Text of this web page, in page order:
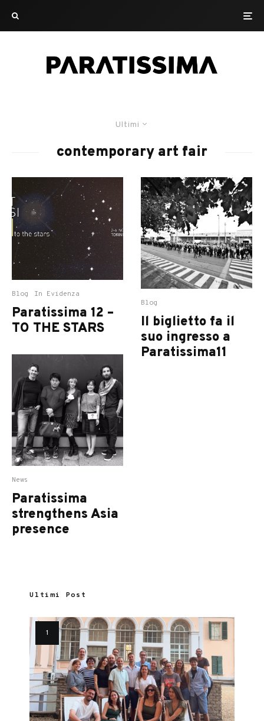
Ultimi
contemporary art fair
Blog In Evidenza
Paratissima 12 –
TO THE STARS
News
Paratissima
strengthens Asia
presence
Blog
Il biglietto fa il
suo ingresso a
Paratissima11
Ultimi Post